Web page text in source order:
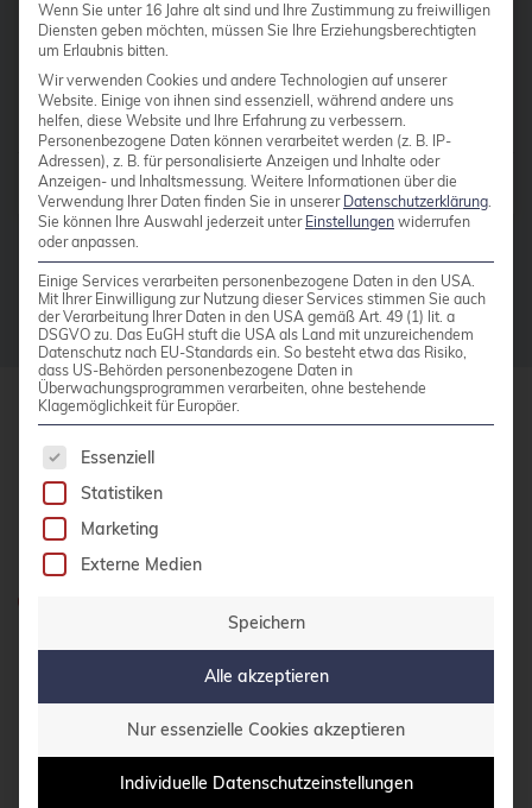
arm
Automatisierung
Automatisierung
AWS
Azure
backup
Benchmarks
bhyve
bitnami
BSD
Bug Squashing Party
Buildah
bullseye
buster
Call for papers
Cassandra
Weiterlesen
Beiträge voncredativ Redaktion
Hennes-Weisweiler-Allee 23
41179 Mönchengladbach
Meet us
0800 credati(v)
+49 2161 9174200
E-Mail schreiben
Wenn Sie unter 16 Jahre alt sind und Ihre Zustimmung zu freiwilligen
Diensten geben möchten, müssen Sie Ihre Erziehungsberechtigten
um Erlaubnis bitten.
Wir verwenden Cookies und andere Technologien auf unserer
Website. Einige von ihnen sind essenziell, während andere uns
helfen, diese Website und Ihre Erfahrung zu verbessern.
Personenbezogene Daten können verarbeitet werden (z. B. IP-
Adressen), z. B. für personalisierte Anzeigen und Inhalte oder
Anzeigen- und Inhaltsmessung. Weitere Informationen über die
Verwendung Ihrer Daten finden Sie in unserer Datenschutzerklärung.
Sie können Ihre Auswahl jederzeit unter Einstellungen widerrufen
oder anpassen.
Einige Services verarbeiten personenbezogene Daten in den USA.
Mit Ihrer Einwilligung zur Nutzung dieser Services stimmen Sie auch
der Verarbeitung Ihrer Daten in den USA gemäß Art. 49 (1) lit. a
DSGVO zu. Das EuGH stuft die USA als Land mit unzureichendem
Datenschutz nach EU-Standards ein. So besteht etwa das Risiko,
dass US-Behörden personenbezogene Daten in
Überwachungsprogrammen verarbeiten, ohne bestehende
Klagemöglichkeit für Europäer.
Es folgt eine Liste der Service-Gruppen, für die
Essenziell
Statistiken
Marketing
Externe Medien
Speichern
Alle akzeptieren
Nur essenzielle Cookies akzeptieren
Individuelle Datenschutzeinstellungen